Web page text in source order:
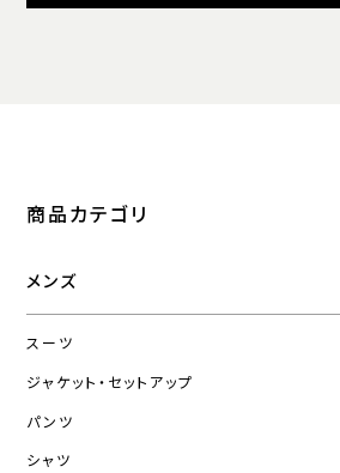
商品カテゴリ
メンズ
スーツ
ジャケット・セットアップ
パンツ
シャツ